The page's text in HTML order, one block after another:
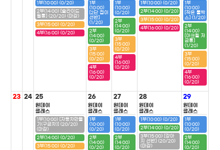
1부(10:00) (0/20)
2부(14:00) [슬라이드
필통] (20/20) (마감)
3부(15:00) (0/20)
4부(16:00) (0/20)
1부
(10:00)
[2단 접이
선반]
(1/20)
2부
(14:00)
(0/20)
3부
(15:00)
(0/20)
4부
(16:00)
(0/20)
1부
(10:00)
(0/20)
2부
(14:00)
(0/20)
3부
(15:00)
(0/20)
4부
(16:00)
(0/20)
1부(10:00) (0/20)
2부(14:00) (0/20)
3부(15:00) (0/20)
4부(16:00) (0/20)
1부
(10:00)
[작은 툴박
스] (1/20)
2부
(14:00)
[아크릴 저
금통]
(1/20)
3부
(15:00)
(0/20)
4부
(16:00)
(0/20)
23 24 25
원데이
클래스
1부(10:00) [자동차만들
기(구급차)] (20/20)
(마감)
2부(14:00) (0/20)
3부(15:00) (0/20)
26
원데이
클래스
1부
(10:00)
(0/20)
2부
(14:00)
(0/20)
27
원데이
클래스
1부
(10:00)
(0/20)
2부
(14:00)
(0/20)
28
원데이
클래스
1부(10:00) (0/20)
2부(14:00) (0/20)
3부(15:00) [강아
지 선반] (20/20)
(마감)
29
원데이
클래스
1부
(10:00)
(0/20)
2부
(14:00)
(0/20)